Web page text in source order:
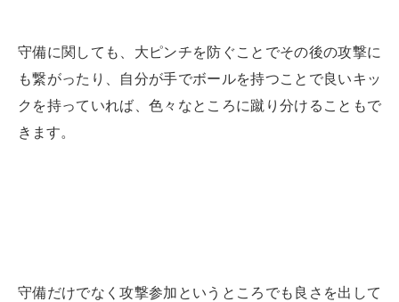
守備に関しても、大ピンチを防ぐことでその後の攻撃に
も繋がったり、自分が手でボールを持つことで良いキッ
クを持っていれば、色々なところに蹴り分けることもで
きます。
守備だけでなく攻撃参加というところでも良さを出して